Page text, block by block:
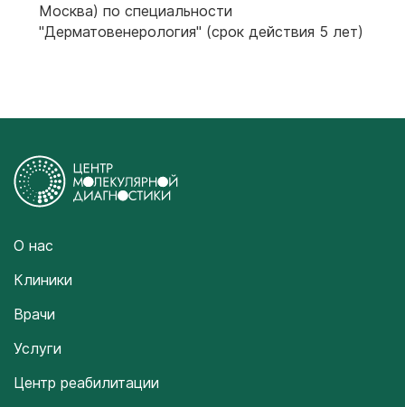
Москва) по специальности
"Дерматовенерология" (срок действия 5 лет)
О нас
Клиники
Врачи
Услуги
Центр реабилитации